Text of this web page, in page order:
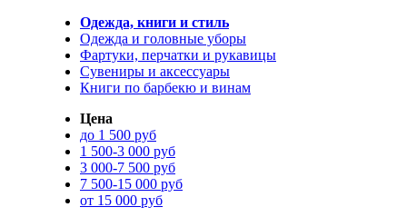
Одежда, книги и стиль
Одежда и головные уборы
Фартуки, перчатки и рукавицы
Сувениры и аксессуары
Книги по барбекю и винам
Цена
до 1 500 руб
1 500-3 000 руб
3 000-7 500 руб
7 500-15 000 руб
от 15 000 руб